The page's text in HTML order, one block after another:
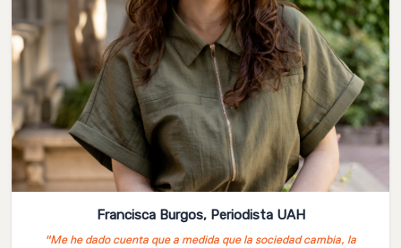
Francisca Burgos, Periodista UAH
"Me he dado cuenta que a medida que la sociedad cambia, la